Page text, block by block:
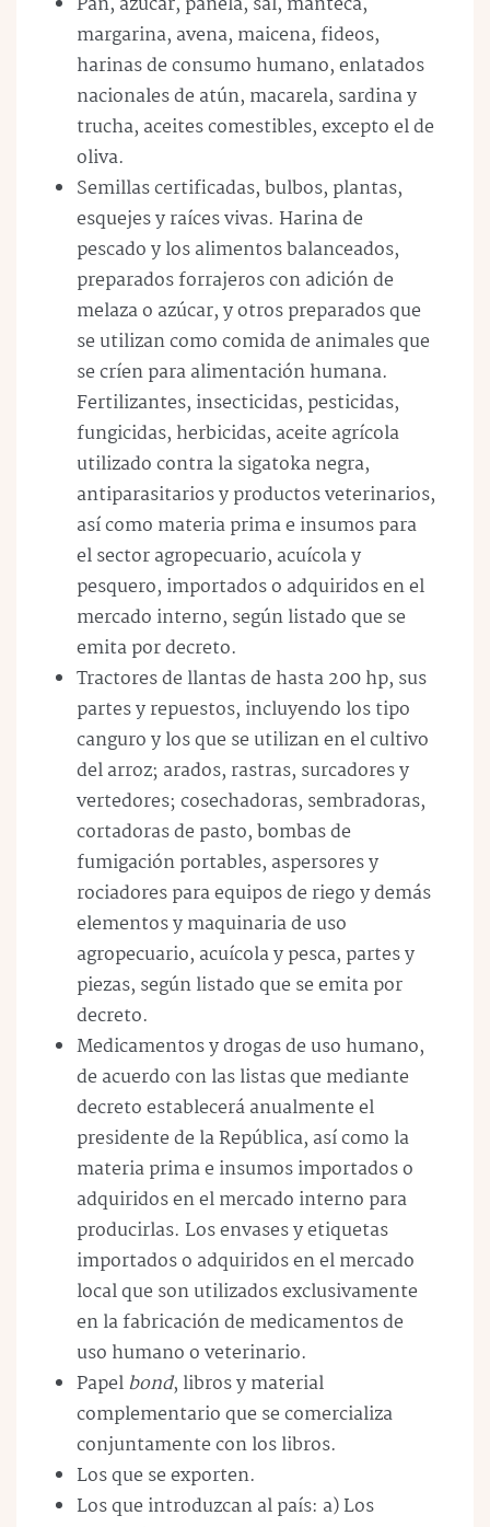
margarina, avena, maicena, fideos,
harinas de consumo humano, enlatados
nacionales de atún, macarela, sardina y
trucha, aceites comestibles, excepto el de
oliva.
Semillas certificadas, bulbos, plantas,
esquejes y raíces vivas. Harina de
pescado y los alimentos balanceados,
preparados forrajeros con adición de
melaza o azúcar, y otros preparados que
se utilizan como comida de animales que
se críen para alimentación humana.
Fertilizantes, insecticidas, pesticidas,
fungicidas, herbicidas, aceite agrícola
utilizado contra la sigatoka negra,
antiparasitarios y productos veterinarios,
así como materia prima e insumos para
el sector agropecuario, acuícola y
pesquero, importados o adquiridos en el
mercado interno, según listado que se
emita por decreto.
Tractores de llantas de hasta 200 hp, sus
partes y repuestos, incluyendo los tipo
canguro y los que se utilizan en el cultivo
del arroz; arados, rastras, surcadores y
vertedores; cosechadoras, sembradoras,
cortadoras de pasto, bombas de
fumigación portables, aspersores y
rociadores para equipos de riego y demás
elementos y maquinaria de uso
agropecuario, acuícola y pesca, partes y
piezas, según listado que se emita por
decreto.
Medicamentos y drogas de uso humano,
de acuerdo con las listas que mediante
decreto establecerá anualmente el
presidente de la República, así como la
materia prima e insumos importados o
adquiridos en el mercado interno para
producirlas. Los envases y etiquetas
importados o adquiridos en el mercado
local que son utilizados exclusivamente
en la fabricación de medicamentos de
uso humano o veterinario.
Papelbond, libros y material
complementario que se comercializa
conjuntamente con los libros.
Los que se exporten.
Los que introduzcan al país: a) Los